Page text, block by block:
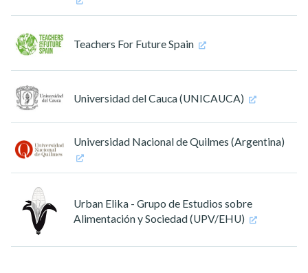
Teachers For Future Spain
Universidad del Cauca (UNICAUCA)
Universidad Nacional de Quilmes (Argentina)
Urban Elika - Grupo de Estudios sobre
Alimentación y Sociedad (UPV/EHU)